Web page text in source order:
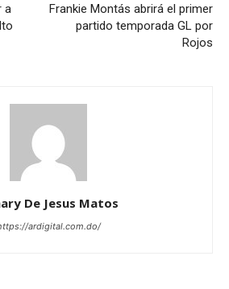
a
Frankie Montás abrirá el primer
partido temporada GL por
Rojos
De Jesus Matos
ardigital.com.do/